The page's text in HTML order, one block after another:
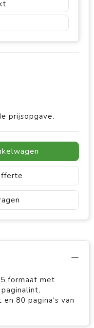
prijsopgave.
formaat met
en 80 pagina's van